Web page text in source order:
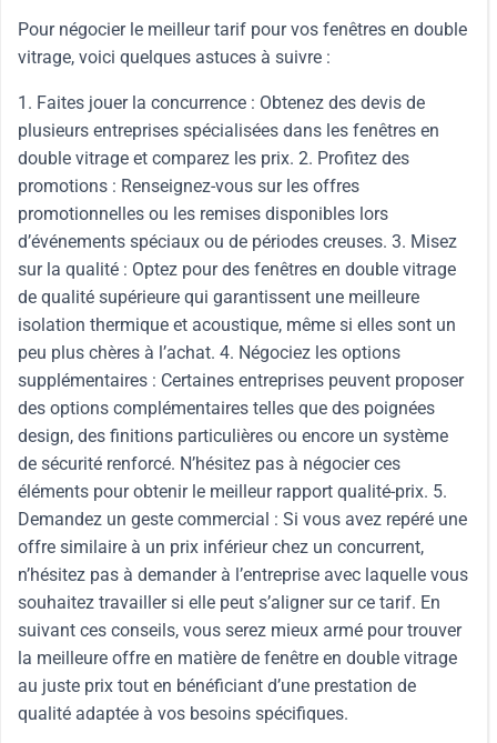
Pour négocier le meilleur tarif pour vos fenêtres en double
vitrage, voici quelques astuces à suivre :
1. Faites jouer la concurrence : Obtenez des devis de
plusieurs entreprises spécialisées dans les fenêtres en
double vitrage et comparez les prix. 2. Profitez des
promotions : Renseignez-vous sur les offres
promotionnelles ou les remises disponibles lors
d’événements spéciaux ou de périodes creuses. 3. Misez
sur la qualité : Optez pour des fenêtres en double vitrage
de qualité supérieure qui garantissent une meilleure
isolation thermique et acoustique, même si elles sont un
peu plus chères à l’achat. 4. Négociez les options
supplémentaires : Certaines entreprises peuvent proposer
des options complémentaires telles que des poignées
design, des finitions particulières ou encore un système
de sécurité renforcé. N’hésitez pas à négocier ces
éléments pour obtenir le meilleur rapport qualité-prix. 5.
Demandez un geste commercial : Si vous avez repéré une
offre similaire à un prix inférieur chez un concurrent,
n’hésitez pas à demander à l’entreprise avec laquelle vous
souhaitez travailler si elle peut s’aligner sur ce tarif. En
suivant ces conseils, vous serez mieux armé pour trouver
la meilleure offre en matière de fenêtre en double vitrage
au juste prix tout en bénéficiant d’une prestation de
qualité adaptée à vos besoins spécifiques.